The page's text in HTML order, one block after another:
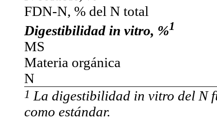
FDN-N, % del N total
Digestibilidad in vitro, %1
MS
Materia orgánica
N
1 La digestibilidad in vitro del N
como estándar.